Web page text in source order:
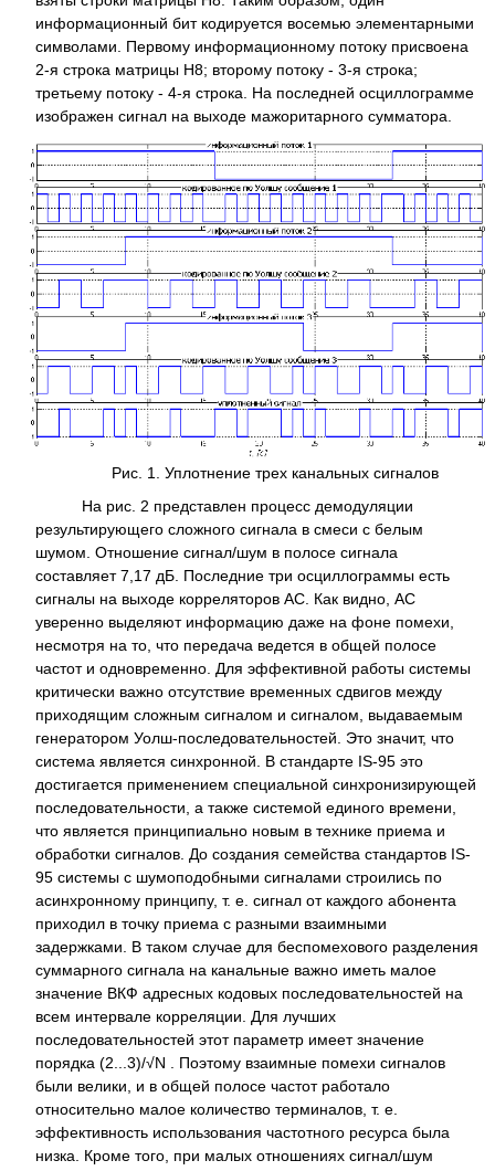
информационный бит кодируется восемью элементарными
символами. Первому информационному потоку присвоена
2-я строка матрицы H8; второму потоку - 3-я строка;
третьему потоку - 4-я строка. На последней осциллограмме
изображен сигнал на выходе мажоритарного сумматора.
Рис. 1. Уплотнение трех канальных сигналов
На рис. 2 представлен процесс демодуляции
результирующего сложного сигнала в смеси с белым
шумом. Отношение сигнал/шум в полосе сигнала
составляет 7,17 дБ. Последние три осциллограммы есть
сигналы на выходе корреляторов АС. Как видно, АС
уверенно выделяют информацию даже на фоне помехи,
несмотря на то, что передача ведется в общей полосе
частот и одновременно. Для эффективной работы системы
критически важно отсутствие временных сдвигов между
приходящим сложным сигналом и сигналом, выдаваемым
генератором Уолш-последовательностей. Это значит, что
система является синхронной. В стандарте IS-95 это
достигается применением специальной синхронизирующей
последовательности, а также системой единого времени,
что является принципиально новым в технике приема и
обработки сигналов. До создания семейства стандартов IS-
95 системы с шумоподобными сигналами строились по
асинхронному принципу, т. е. сигнал от каждого абонента
приходил в точку приема с разными взаимными
задержками. В таком случае для беспомехового разделения
суммарного сигнала на канальные важно иметь малое
значение ВКФ адресных кодовых последовательностей на
всем интервале корреляции. Для лучших
последовательностей этот параметр имеет значение
порядка (2...3)/√N . Поэтому взаимные помехи сигналов
были велики, и в общей полосе частот работало
относительно малое количество терминалов, т. е.
эффективность использования частотного ресурса была
низка. Кроме того, при малых отношениях сигнал/шум